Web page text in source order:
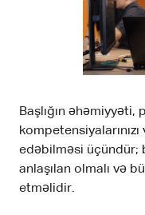
Başlığın
edəbilməsi üçündür;
anlaşılan olmalı və
etməlidir.